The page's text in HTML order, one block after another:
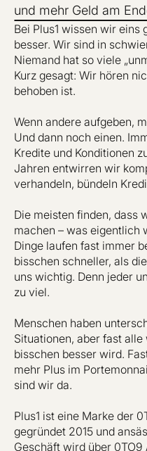
und mehr Geld am
Bei Plus1 wissen wir eins
besser. Wir sind in
Niemand hat so viele
Kurz gesagt: Wir hören
behoben ist.
Wenn andere aufgeben,
Und dann noch einen.
Kredite und Konditionen
Jahren entwirren wir
verhandeln, bündeln
Die meisten finden, dass
machen – was eigentlich
Dinge laufen fast immer
bisschen schneller, als
uns wichtig. Denn jeder
zu viel.
Menschen haben
Situationen, aber fast
bisschen besser wird.
mehr Plus im
sind wir da.
Plus1 ist eine Marke der
gegründet 2015 und
Geschäft wird über 0TO9